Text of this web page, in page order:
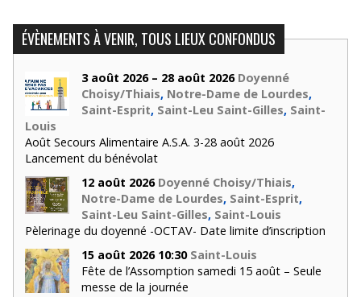
ÉVÈNEMENTS À VENIR, TOUS LIEUX CONFONDUS
3 août 2026 – 28 août 2026 Doyenné
Choisy/Thiais, Notre-Dame de Lourdes,
Saint-Esprit, Saint-Leu Saint-Gilles, Saint-
Louis
Août Secours Alimentaire A.S.A. 3-28 août 2026
Lancement du bénévolat
12 août 2026 Doyenné Choisy/Thiais,
Notre-Dame de Lourdes, Saint-Esprit,
Saint-Leu Saint-Gilles, Saint-Louis
Pèlerinage du doyenné -OCTAV- Date limite d’inscription
15 août 2026 10:30 Saint-Louis
Fête de l’Assomption samedi 15 août – Seule
messe de la journée